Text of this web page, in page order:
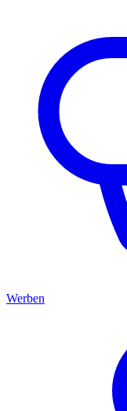
Werben